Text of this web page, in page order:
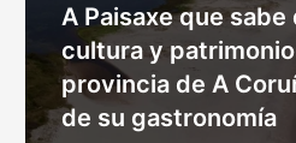
A Paisaxe que
cultura y
provincia de A
de su gastronomía